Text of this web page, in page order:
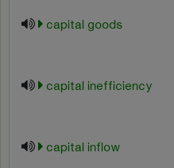
capital goods
capital inefficiency
capital inflow